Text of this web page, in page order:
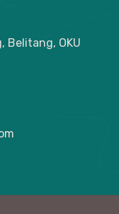
Belitang, OKU